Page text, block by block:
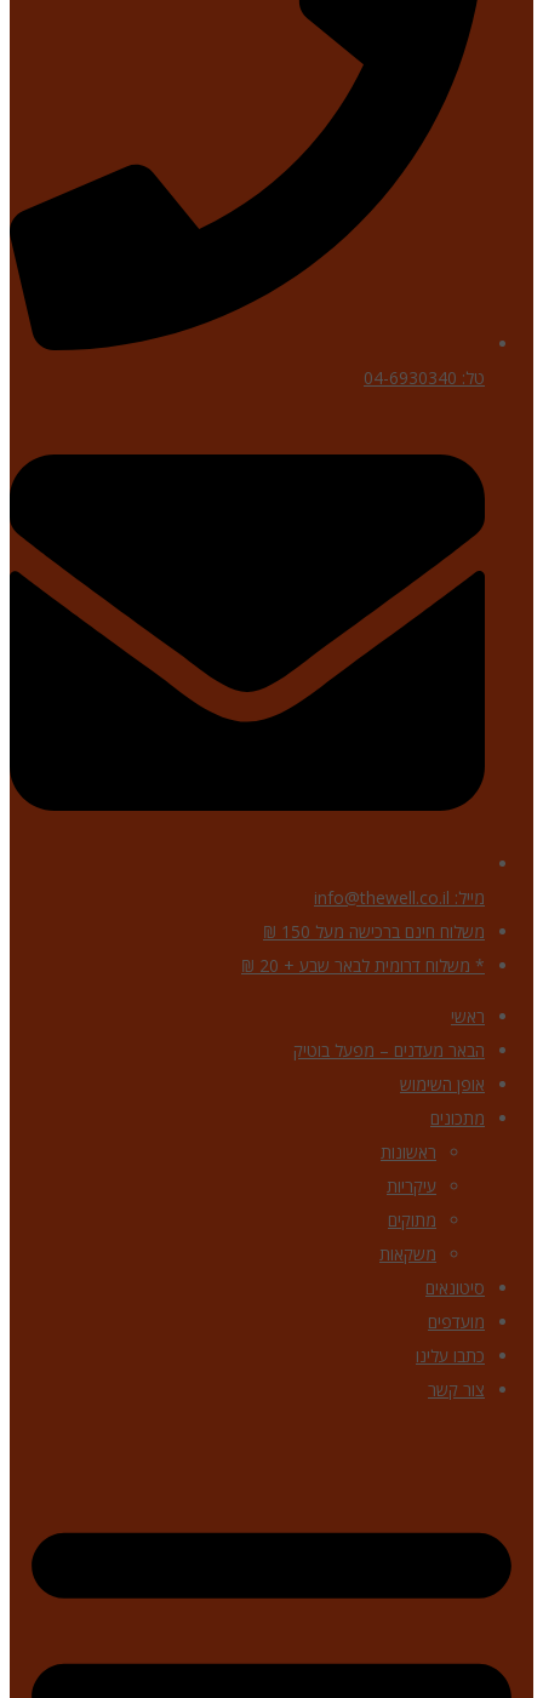
טל: 04-6930340
מייל: info@thewell.co.il
משלוח חינם ברכישה מעל 150 ₪
* משלוח דרומית לבאר שבע + 20 ₪
ראשי
הבאר מעדנים – מפעל בוטיק
אופן השימוש
מתכונים
ראשונות
עיקריות
מתוקים
משקאות
סיטונאים
מועדפים
כתבו עלינו
צור קשר